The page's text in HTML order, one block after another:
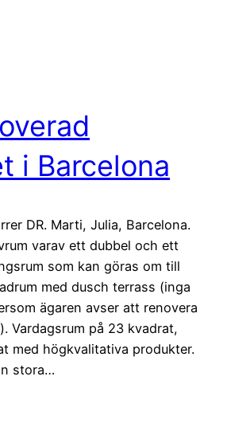
i Barcelona
DR. Marti, Julia, Barcelona.
varav ett dubbel och ett
som kan göras om till
med dusch terrass (inga
ägaren avser att renovera
Vardagsrum på 23 kvadrat,
med högkvalitativa produkter.
stora…